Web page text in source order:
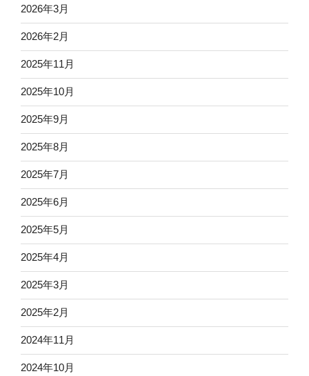
2026年3月
2026年2月
2025年11月
2025年10月
2025年9月
2025年8月
2025年7月
2025年6月
2025年5月
2025年4月
2025年3月
2025年2月
2024年11月
2024年10月